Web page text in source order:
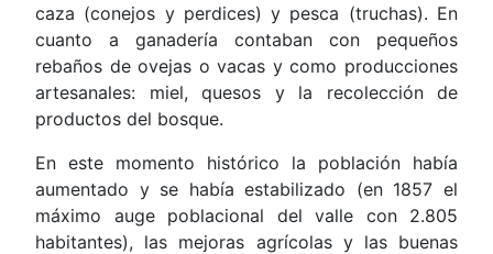
caza (conejos y perdices) y pesca (truchas). En
cuanto a ganadería contaban con pequeños
rebaños de ovejas o vacas y como producciones
artesanales: miel, quesos y la recolección de
productos del bosque.
En este momento histórico la población había
aumentado y se había estabilizado (en 1857 el
máximo auge poblacional del valle con 2.805
habitantes), las mejoras agrícolas y las buenas